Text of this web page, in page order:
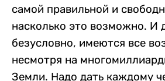
самой правильной и
насколько это возможно. И
безусловно, имеются все
несмотря на
Земли. Надо дать каждому